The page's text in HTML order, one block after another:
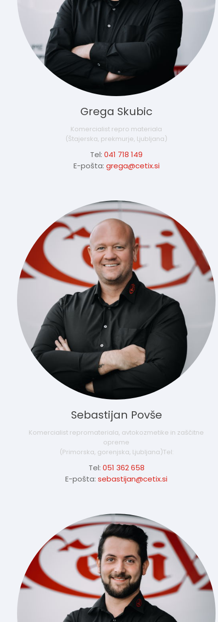
Grega Skubic
Komercialist repro materiala
(Štajerska, prekmurje, Ljubljana)
Tel: 041 718 149
E-pošta: grega@cetix.si
Sebastijan Povše
Komercialist repromateriala, avtokozmetike in zaščitne
opreme
(Primorska, gorenjska, Ljubljana)Tel:
Tel: 051 362 658
E-pošta: sebastijan@cetix.si